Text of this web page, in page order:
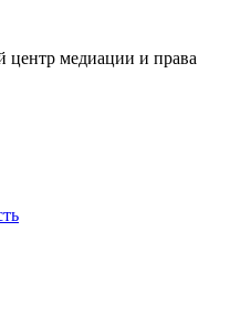
центр медиации и права